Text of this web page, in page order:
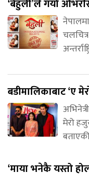
‘बेहुली’ले गर्यो
बडीमालिकाबाट ‘ए
मेरो
‘माया भनेकै यस्तो